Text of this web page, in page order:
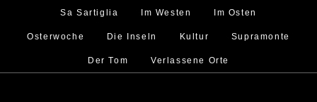
Sa Sartiglia Im Westen Im Osten
Osterwoche Die Inseln Kultur Supramonte
Der Tom Verlassene Orte